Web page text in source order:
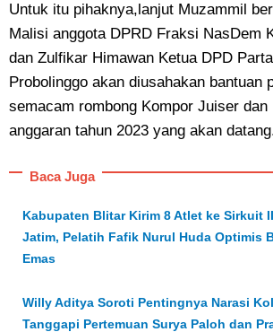
Untuk itu pihaknya,lanjut Muzammil
Malisi anggota DPRD Fraksi NasDem
dan Zulfikar Himawan Ketua DPD
Probolinggo akan diusahakan bantuan
semacam rombong Kompor Juiser
anggaran tahun 2023 yang akan
Baca Juga
Kabupaten Blitar Kirim 8 Atlet ke Sirkuit
Jatim, Pelatih Fafik Nurul Huda Optimis
Emas
Willy Aditya Soroti Pentingnya Narasi
Tanggapi Pertemuan Surya Paloh dan